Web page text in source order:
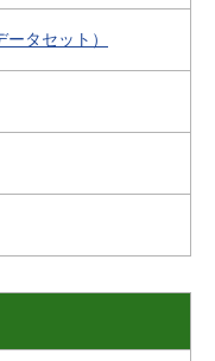
タセット）